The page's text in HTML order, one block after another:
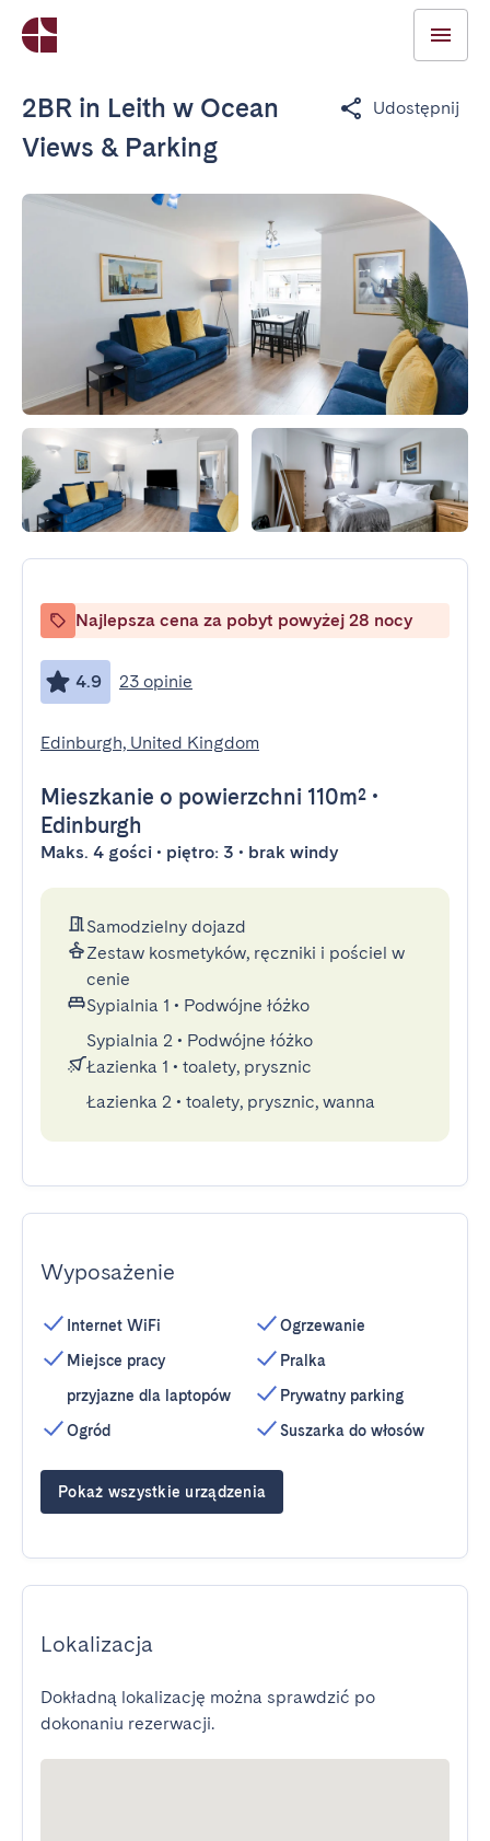
2BR in Leith w Ocean
Views & Parking
Udostępnij
Najlepsza cena za pobyt powyżej 28 nocy
4.9 23 opinie
Edinburgh, United Kingdom
Mieszkanie o powierzchni 110m² •
Edinburgh
Maks. 4 gości • piętro: 3 • brak windy
Samodzielny dojazd
Zestaw kosmetyków, ręczniki i pościel w
cenie
Sypialnia 1 • Podwójne łóżko
Sypialnia 2 • Podwójne łóżko
Łazienka 1 • toalety, prysznic
Łazienka 2 • toalety, prysznic, wanna
Wyposażenie
Internet WiFi
Miejsce pracy
przyjazne dla laptopów
Ogród
Ogrzewanie
Pralka
Prywatny parking
Suszarka do włosów
Pokaż wszystkie urządzenia
Lokalizacja
Dokładną lokalizację można sprawdzić po
dokonaniu rezerwacji.